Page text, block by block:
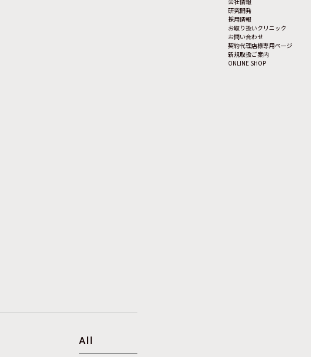
研究開発
採用情報
お取り扱いクリニック
お問い合わせ
契約代理店様専用ページ
新規取扱ご案内
ONLINE SHOP
All